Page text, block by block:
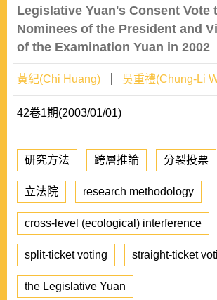
Legislative Yuan's Consent Vote
Nominees of the President and
of the Examination Yuan in 2002
黃紀(Chi Huang) 吳重禮(Chung-Li
42卷1期(2003/01/01)
研究方法 跨層推論 分裂投票
立法院 research methodology
cross-level (ecological) interference
split-ticket voting straight-ticket
the Legislative Yuan